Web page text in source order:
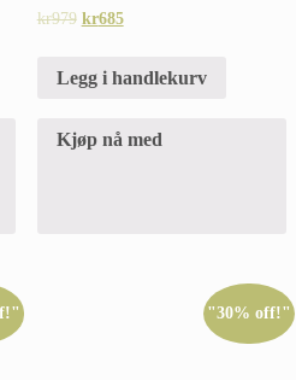
kr979 kr685
Legg i handlekurv
Kjøp nå med
"30% off!"